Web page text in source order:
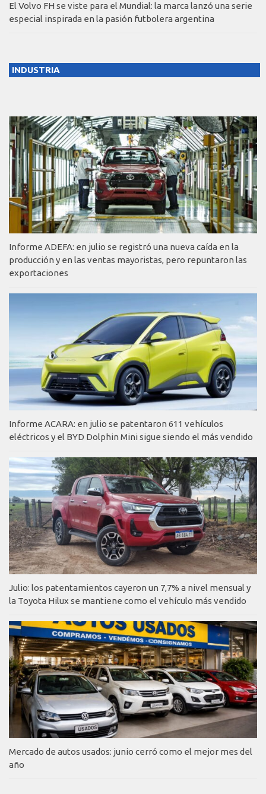
El Volvo FH se viste para el Mundial: la marca lanzó una serie
especial inspirada en la pasión futbolera argentina
INDUSTRIA
Informe ADEFA: en julio se registró una nueva caída en la
producción y en las ventas mayoristas, pero repuntaron las
exportaciones
Informe ACARA: en julio se patentaron 611 vehículos
eléctricos y el BYD Dolphin Mini sigue siendo el más vendido
Julio: los patentamientos cayeron un 7,7% a nivel mensual y
la Toyota Hilux se mantiene como el vehículo más vendido
Mercado de autos usados: junio cerró como el mejor mes del
año